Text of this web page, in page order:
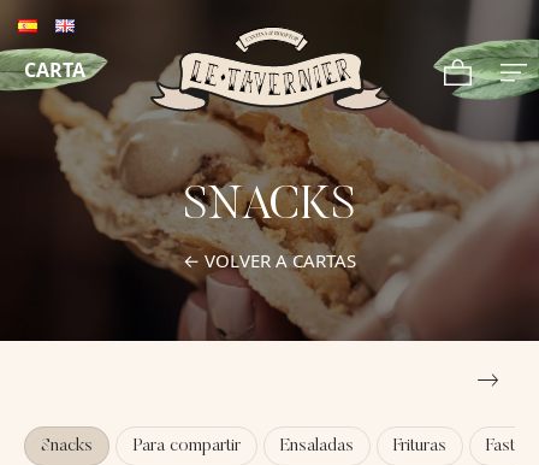
CARTA
SNACKS
← VOLVER A CARTAS
Snacks Para compartir Ensaladas Frituras Fast